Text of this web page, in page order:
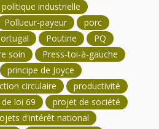
politique industrielle
Pollueur-payeur
porc
Poutine
PQ
soin
Press-toi-à-gauche
principe de Joyce
circulaire
productivité
loi 69
projet de société
d'intérêt national